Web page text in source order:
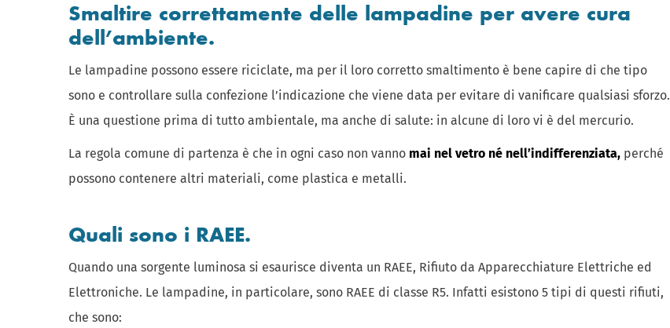
Smaltire correttamente delle lampadine per avere cura
dell’ambiente.
Le lampadine possono essere riciclate, ma per il loro corretto smaltimento è bene capire di che tipo
sono e controllare sulla confezione l’indicazione che viene data per evitare di vanificare qualsiasi sforzo.
È una questione prima di tutto ambientale, ma anche di salute: in alcune di loro vi è del mercurio.
La regola comune di partenza è che in ogni caso non vanno mai nel vetro né nell’indifferenziata, perché
possono contenere altri materiali, come plastica e metalli.
Quali sono i RAEE.
Quando una sorgente luminosa si esaurisce diventa un RAEE, Rifiuto da Apparecchiature Elettriche ed
Elettroniche. Le lampadine, in particolare, sono RAEE di classe R5. Infatti esistono 5 tipi di questi rifiuti,
che sono: